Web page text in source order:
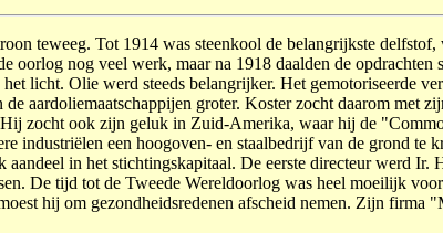
teweeg. Tot 1914 was steenkool de belang­rijk­ste
nog veel werk, maar na 1918 daalden de
licht. Olie werd steeds belangrijker. Het gemoto­riseerde
aardoliemaatschappijen groter. Koster zocht daarom
zocht ook zijn geluk in Zuid-Amerika, waar hij de
industriëlen een hoogoven- en staalbedrijf van de grond
in het stich­tings­kapitaal. De eerste direc­teur werd Ir.
De tijd tot de Tweede Wereldoorlog was heel moeilijk
hij om gezondheidsredenen afscheid nemen. Zijn